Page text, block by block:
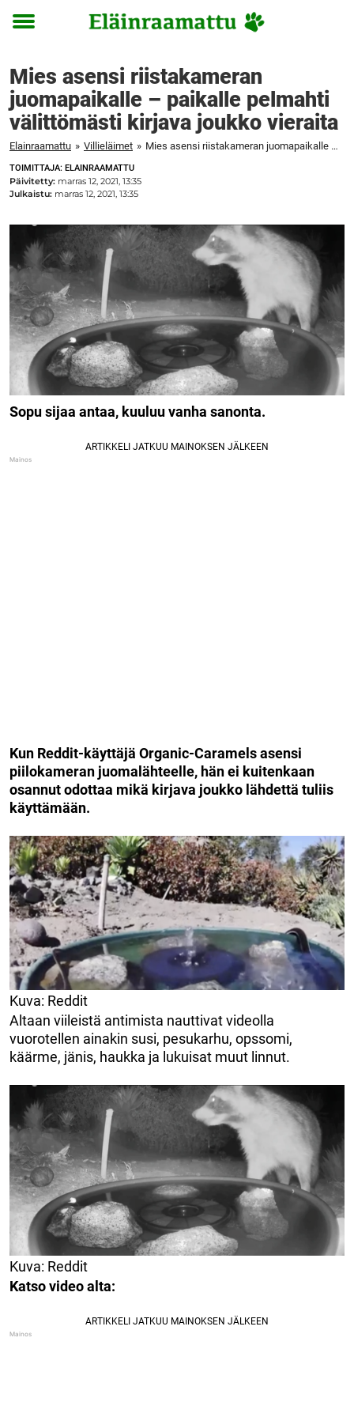
Toggle
Mies asensi riistakameran
juomapaikalle – paikalle pelmahti
välittömästi kirjava joukko vieraita
Elainraamattu » Villieläimet » Mies asensi riistakameran juomapaikalle – paikalle pelmahti välittömästi kirjava joukko vieraita
TOIMITTAJA: ELAINRAAMATTU
Päivitetty: marras 12, 2021, 13:35
Julkaistu: marras 12, 2021, 13:35
Sopu sijaa antaa, kuuluu vanha sanonta.
Kun Reddit-käyttäjä Organic-Caramels asensi
piilokameran juomalähteelle, hän ei kuitenkaan
osannut odottaa mikä kirjava joukko lähdettä tuliis
käyttämään.
Kuva: Reddit
Altaan viileistä antimista nauttivat videolla
vuorotellen ainakin susi, pesukarhu, opssomi,
käärme, jänis, haukka ja lukuisat muut linnut.
Kuva: Reddit
Katso video alta: